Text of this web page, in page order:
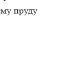
пруду